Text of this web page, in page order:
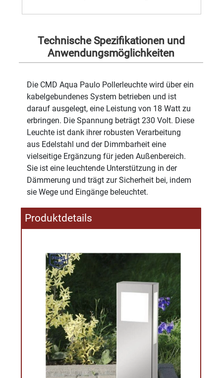
Technische Spezifikationen und
Anwendungsmöglichkeiten
Die CMD Aqua Paulo Pollerleuchte wird über ein
kabelgebundenes System betrieben und ist
darauf ausgelegt, eine Leistung von 18 Watt zu
erbringen. Die Spannung beträgt 230 Volt. Diese
Leuchte ist dank ihrer robusten Verarbeitung
aus Edelstahl und der Dimmbarheit eine
vielseitige Ergänzung für jeden Außenbereich.
Sie ist eine leuchtende Unterstützung in der
Dämmerung und trägt zur Sicherheit bei, indem
sie Wege und Eingänge beleuchtet.
Produktdetails